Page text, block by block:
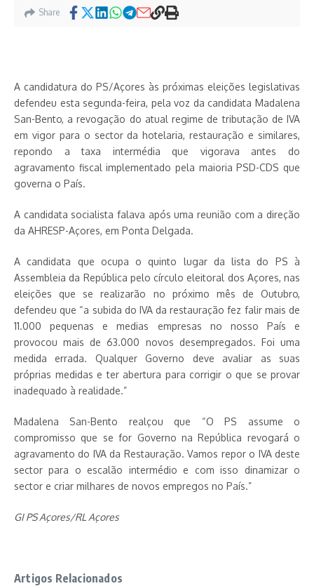
Share
A candidatura do PS/Açores às próximas eleições legislativas
defendeu esta segunda-feira, pela voz da candidata Madalena
San-Bento, a revogação do atual regime de tributação de IVA
em vigor para o sector da hotelaria, restauração e similares,
repondo a taxa intermédia que vigorava antes do
agravamento fiscal implementado pela maioria PSD-CDS que
governa o País.
A candidata socialista falava após uma reunião com a direção
da AHRESP-Açores, em Ponta Delgada.
A candidata que ocupa o quinto lugar da lista do PS à
Assembleia da República pelo círculo eleitoral dos Açores, nas
eleições que se realizarão no próximo mês de Outubro,
defendeu que “a subida do IVA da restauração fez falir mais de
11.000 pequenas e medias empresas no nosso País e
provocou mais de 63.000 novos desempregados. Foi uma
medida errada. Qualquer Governo deve avaliar as suas
próprias medidas e ter abertura para corrigir o que se provar
inadequado à realidade.”
Madalena San-Bento realçou que “O PS assume o
compromisso que se for Governo na República revogará o
agravamento do IVA da Restauração. Vamos repor o IVA deste
sector para o escalão intermédio e com isso dinamizar o
sector e criar milhares de novos empregos no País.”
GI PS Açores/RL Açores
Artigos Relacionados